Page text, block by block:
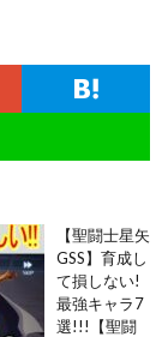
【聖闘士星矢
GSS】育成し
て損しない!
最強キャラ7
選!!!【聖闘